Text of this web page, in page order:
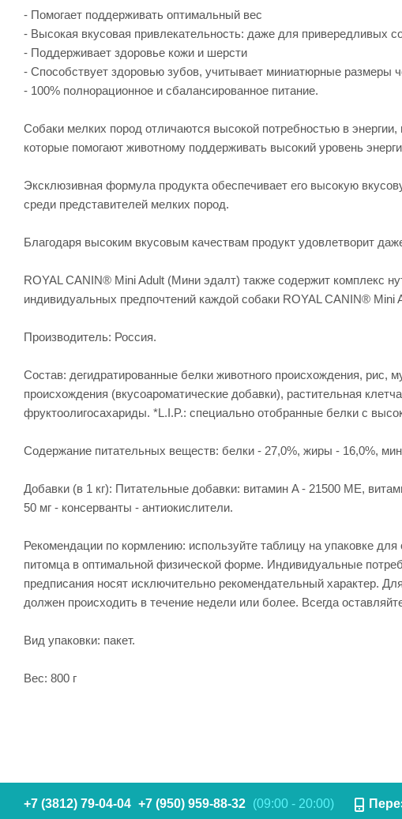
- Помогает поддерживать оптимальный вес
- Высокая вкусовая привлекательность: даже для привередливых
- Поддерживает здоровье кожи и шерсти
- Способствует здоровью зубов, учитывает миниатюрные размеры
- 100% полнорационное и сбалансированное питание.
Собаки мелких пород отличаются высокой потребностью в
которые помогают животному поддерживать высокий уровень
Эксклюзивная формула продукта обеспечивает его высокую
среди представителей мелких пород.
Благодаря высоким вкусовым качествам продукт удовлетворит
ROYAL CANIN® Mini Adult (Мини эдалт) также содержит комплекс
индивидуальных предпочтений каждой собаки ROYAL CANIN®
Производитель: Россия.
Состав: дегидратированные белки животного происхождения, рис,
происхождения (вкусоароматические добавки), растительная
фруктоолигосахариды. *L.I.P.: специально отобранные белки с
Содержание питательных веществ: белки - 27,0%, жиры - 16,0%,
Добавки (в 1 кг): Питательные добавки: витамин A - 21500 ME,
50 мг - консерванты - антиокислители.
Рекомендации по кормлению: используйте таблицу на упаковке
питомца в оптимальной физической форме. Индивидуальные
предписания носят исключительно рекомендательный характер.
должен происходить в течение недели или более. Всегда
Вид упаковки: пакет.
Вес: 800 г
+7 (3812) 79-04-04 +7 (950) 959-88-32 (09:00 - 20:00)